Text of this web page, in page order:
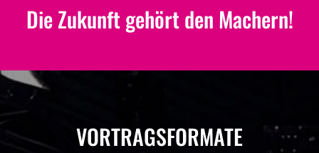
Die Zukunft gehört den Machern!
VORTRAGSFORMATE